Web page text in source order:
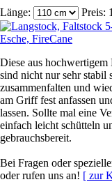
Länge: Preis:
Diese aus
sind nicht nur sehr stabil
zusammenfalten und
am Griff fest anfassen
lassen. Sollte mal eine
einfach leicht schütteln
gebrauchsbereit.
Bei Fragen oder
oder rufen uns an! [ zur